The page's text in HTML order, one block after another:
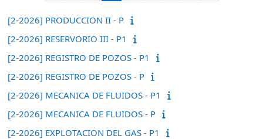
[2-2026] PRODUCCION II - P
[2-2026] RESERVORIO III - P1
[2-2026] REGISTRO DE POZOS - P1
[2-2026] REGISTRO DE POZOS - P
[2-2026] MECANICA DE FLUIDOS - P1
[2-2026] MECANICA DE FLUIDOS - P
[2-2026] EXPLOTACION DEL GAS - P1